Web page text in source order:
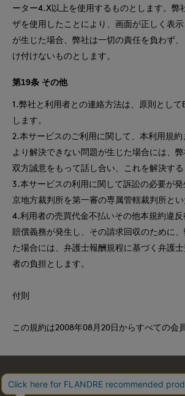
ーター4.X以上を使用するものとします。弊
ザを使用したことにより、画面が正しく表
が生じた場合、弊社は一切の責任を負わず
け付けないものとします。
第19条 その他
1.弊社と利用者との連絡方法は、原則とし
します。
2.本サービスのご利用に関して、本利用規
より解決できない問題が生じた場合には、
双方誠意をもって話し合い、これを解決する
3.本サービスの利用に関して訴訟の必要が
京地方裁判所を第一審の専属管轄裁判所とい
4.利用者の売買代金不払いその他本規約違
賠償義務が発生し、その請求回収のために
た場合には、弁護士報酬規程に基づく弁護
者の負担とします。
付則
この規約は2008年08月20日からすべての会